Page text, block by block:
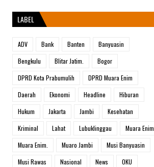
LABEL
ADV Bank Banten
Banyuasin
Bengkulu
Blitar Jatim.
Bogor
DPRD Kota Prabumulih
DPRD Muara Enim
Daerah
Ekonomi Headline
Hiburan
Hukum
Jakarta Jambi
Kesehatan
Kriminal
Lahat Lubuklinggau
Muara Enim
Muara Enim.
Muaro Jambi
Musi Banyuasin
Musi Rawas
Nasional News
OKU